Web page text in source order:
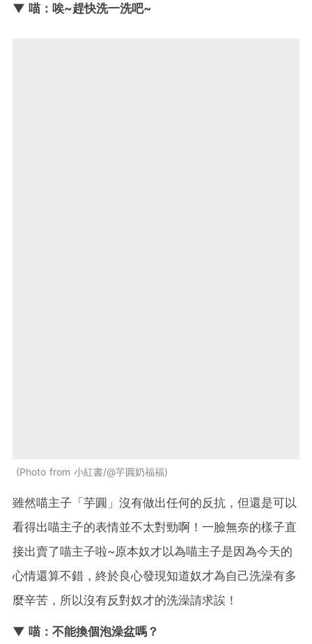
▼ 喵：唉~趕快洗一洗吧~
Photo from 小紅書/@芋圓奶福福
雖然喵主子「芋圓」沒有做出任何的反抗，但還是可以
看得出喵主子的表情並不太對勁啊！一臉無奈的樣子直
接出賣了喵主子啦~原本奴才以為喵主子是因為今天的
心情還算不錯，終於良心發現知道奴才為自己洗澡有多
麼辛苦，所以沒有反對奴才的洗澡請求誒！
▼ 喵：不能換個泡澡盆嗎？